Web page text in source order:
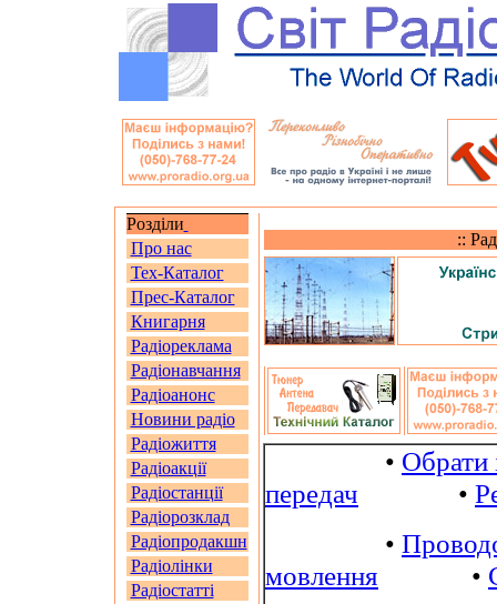
Розділи
Про нас
Тех-Каталог
Прес-Каталог
Книгарня
Радіореклама
Радіонавчання
Радіоанонс
Новини радіо
Радіожиття
Радіоакції
Радіостанції
Радіорозклад
Радіопродакшн
Радіолінки
Радіостатті
::
• Обрати
передач •
•
мовлення •